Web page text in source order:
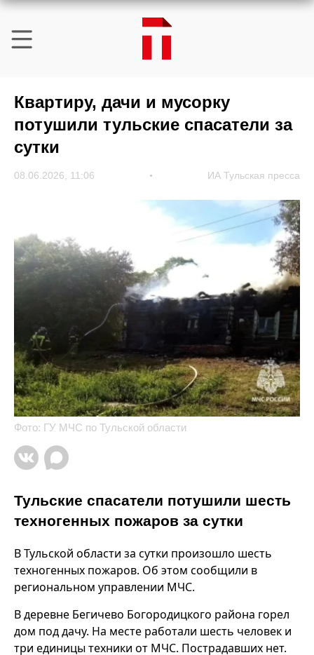
Квартиру, дачи и мусорку
потушили тульские спасатели за
сутки
08.06.2026, 11:06 ИА Тульская пресса
Фото: ГУ МЧС по Тульской области
Тульские спасатели потушили шесть
техногенных пожаров за сутки
В Тульской области за сутки произошло шесть
техногенных пожаров. Об этом сообщили в
региональном управлении МЧС.
В деревне Бегичево Богородицкого района горел
дом под дачу. На месте работали шесть человек и
три единицы техники от МЧС. Пострадавших нет.